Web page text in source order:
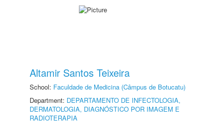
Altamir Santos Teixeira
School: Faculdade de Medicina (Câmpus de Botucatu)
Department: DEPARTAMENTO DE INFECTOLOGIA,
DERMATOLOGIA, DIAGNÓSTICO POR IMAGEM E
RADIOTERAPIA